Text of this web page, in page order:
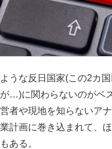
うな反日国家(この2カ国
…)に関わらないのがベ
者や現地を知らないア
計画に巻き込まれて、
ある。